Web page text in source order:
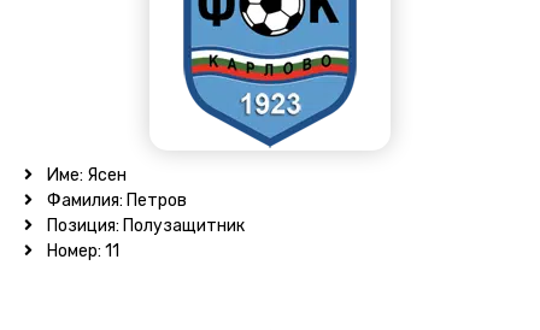
Име: Ясен
Фамилия: Петров
Позиция: Полузащитник
Номер: 11